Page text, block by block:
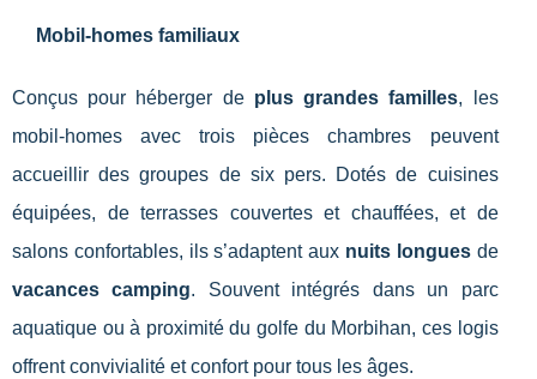
Mobil-homes familiaux
Conçus pour héberger de plus grandes familles, les
mobil-homes avec trois pièces chambres peuvent
accueillir des groupes de six pers. Dotés de cuisines
équipées, de terrasses couvertes et chauffées, et de
salons confortables, ils s’adaptent aux nuits longuesde
vacances camping. Souvent intégrés dans un parc
aquatique ou à proximité du golfe du Morbihan, ces logis
offrent convivialité et confort pour tous les âges.